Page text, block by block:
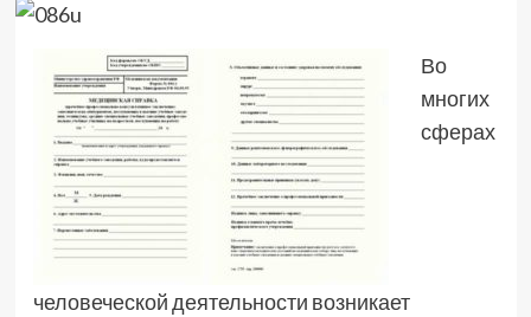
Во
многих
сферах
человеческой деятельности возникает